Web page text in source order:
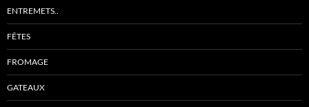
ENTREMETS..
FÊTES
FROMAGE
GATEAUX